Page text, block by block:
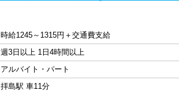
時給1245～1315円＋交通費支給
週3日以上 1日4時間以上
アルバイト・パート
拝島駅 車11分